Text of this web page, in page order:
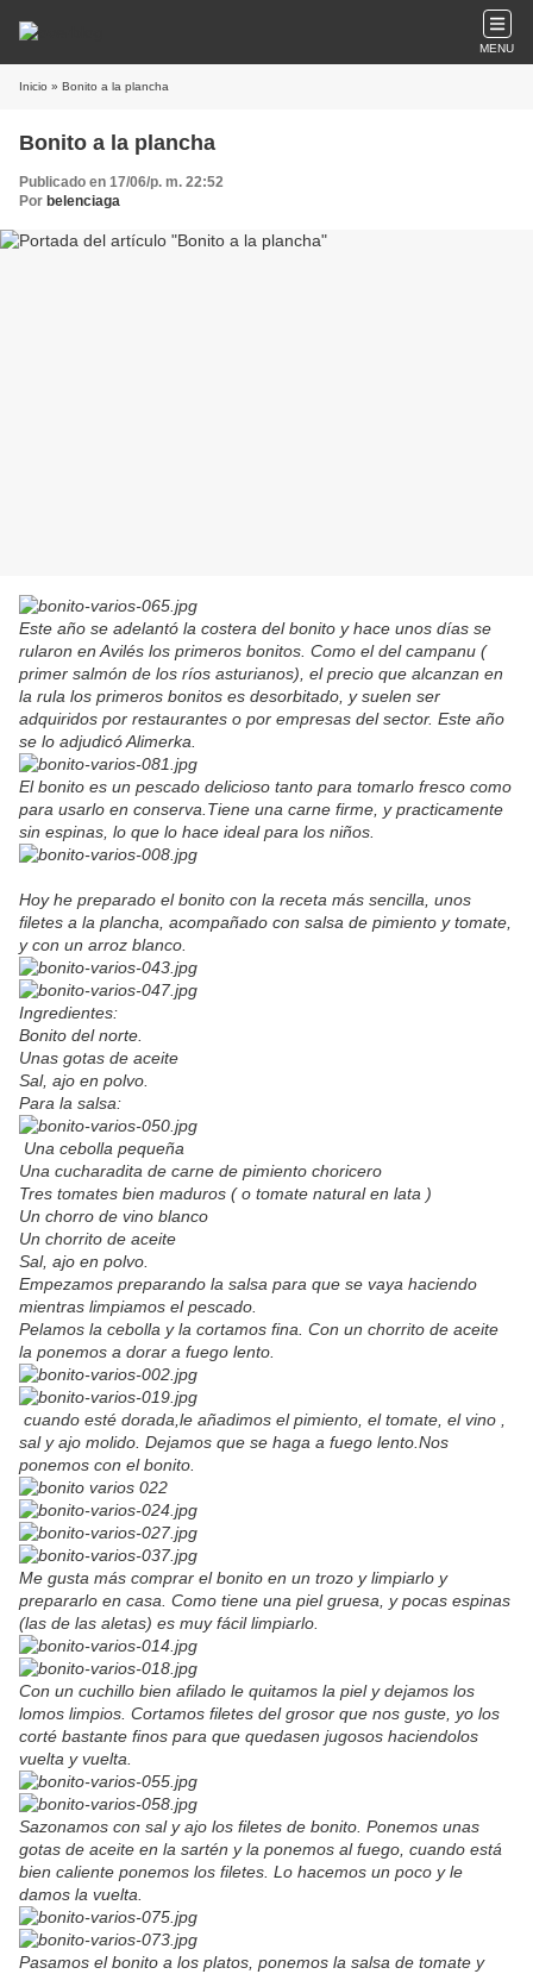
MENU
Inicio » Bonito a la plancha
Bonito a la plancha
Publicado en 17/06/p. m. 22:52
Por belenciaga
Este año se adelantó la costera del bonito y hace unos días se
rularon en Avilés los primeros bonitos. Como el del campanu (
primer salmón de los ríos asturianos), el precio que alcanzan en
la rula los primeros bonitos es desorbitado, y suelen ser
adquiridos por restaurantes o por empresas del sector. Este año
se lo adjudicó Alimerka.
El bonito es un pescado delicioso tanto para tomarlo fresco como
para usarlo en conserva.Tiene una carne firme, y practicamente
sin espinas, lo que lo hace ideal para los niños.
Hoy he preparado el bonito con la receta más sencilla, unos
filetes a la plancha, acompañado con salsa de pimiento y tomate,
y con un arroz blanco.
Ingredientes:
Bonito del norte.
Unas gotas de aceite
Sal, ajo en polvo.
Para la salsa:
Una cebolla pequeña
Una cucharadita de carne de pimiento choricero
Tres tomates bien maduros ( o tomate natural en lata )
Un chorro de vino blanco
Un chorrito de aceite
Sal, ajo en polvo.
Empezamos preparando la salsa para que se vaya haciendo
mientras limpiamos el pescado.
Pelamos la cebolla y la cortamos fina. Con un chorrito de aceite
la ponemos a dorar a fuego lento.
cuando esté dorada,le añadimos el pimiento, el tomate, el vino ,
sal y ajo molido. Dejamos que se haga a fuego lento.Nos
ponemos con el bonito.
Me gusta más comprar el bonito en un trozo y limpiarlo y
prepararlo en casa. Como tiene una piel gruesa, y pocas espinas
(las de las aletas) es muy fácil limpiarlo.
Con un cuchillo bien afilado le quitamos la piel y dejamos los
lomos limpios. Cortamos filetes del grosor que nos guste, yo los
corté bastante finos para que quedasen jugosos haciendolos
vuelta y vuelta.
Sazonamos con sal y ajo los filetes de bonito. Ponemos unas
gotas de aceite en la sartén y la ponemos al fuego, cuando está
bien caliente ponemos los filetes. Lo hacemos un poco y le
damos la vuelta.
Pasamos el bonito a los platos, ponemos la salsa de tomate y